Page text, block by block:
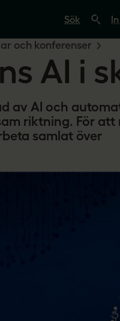
ö
p
å
e
i
g
e
s
l
a
och konferenser
AI i
av AI och
riktning. För att
samlat över